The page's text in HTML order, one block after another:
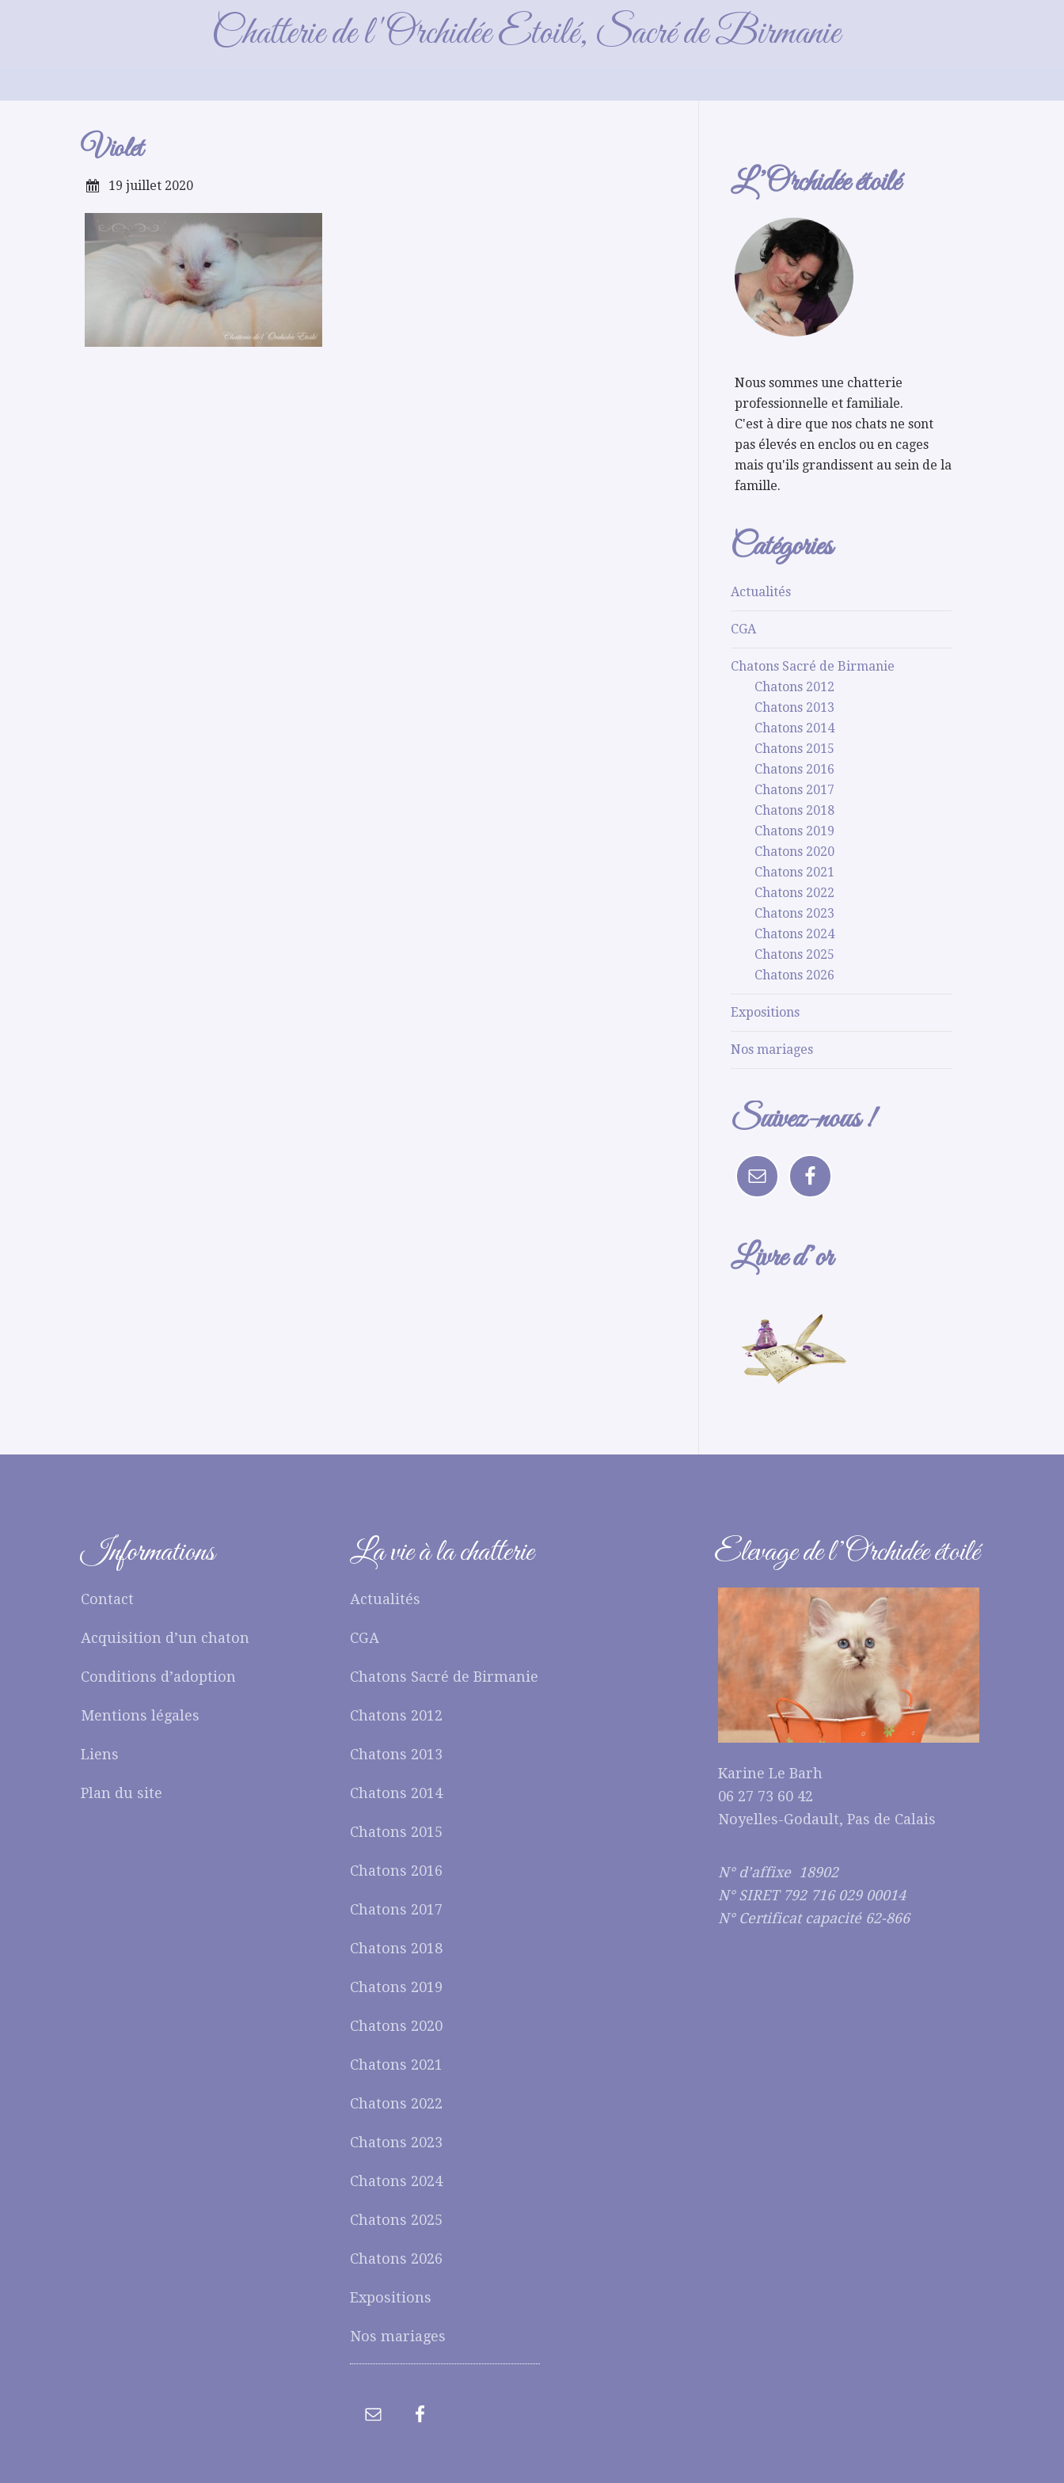
Chatterie de l'Orchidée Etoilé, Sacré de Birmanie
Violet
Violet
19 juillet 2020 L’Orchidée étoilé
Nous sommes une chatterie
professionnelle et familiale.
C'est à dire que nos chats ne sont
pas élevés en enclos ou en cages
mais qu'ils grandissent au sein de la
famille.
Catégories
Actualités
CGA
Chatons Sacré de Birmanie
Chatons 2012
Chatons 2013
Chatons 2014
Chatons 2015
Chatons 2016
Chatons 2017
Chatons 2018
Chatons 2019
Chatons 2020
Chatons 2021
Chatons 2022
Chatons 2023
Chatons 2024
Chatons 2025
Chatons 2026
Expositions
Nos mariages
Suivez-nous !
Livre d’or
Informations
Contact
Acquisition d’un chaton
Conditions d’adoption
Mentions légales
Liens
Plan du site
La vie à la chatterie
Actualités
CGA
Chatons Sacré de Birmanie
Chatons 2012
Chatons 2013
Chatons 2014
Chatons 2015
Chatons 2016
Chatons 2017
Chatons 2018
Chatons 2019
Chatons 2020
Chatons 2021
Chatons 2022
Chatons 2023
Chatons 2024
Chatons 2025
Chatons 2026
Expositions
Nos mariages
Elevage de l’Orchidée étoilé
Karine Le Barh
06 27 73 60 42
Noyelles-Godault, Pas de Calais
N° d’affixe 18902
N° SIRET 792 716 029 00014
N° Certificat capacité 62-866